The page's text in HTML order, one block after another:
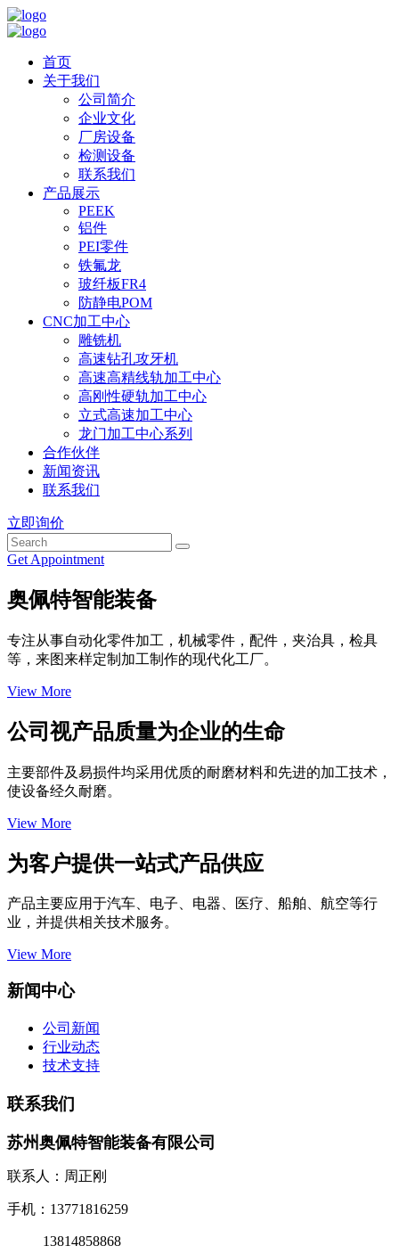
首页
关于我们
公司简介
企业文化
厂房设备
检测设备
联系我们
产品展示
PEEK
铝件
PEI零件
铁氟龙
玻纤板FR4
防静电POM
CNC加工中心
雕铣机
高速钻孔攻牙机
高速高精线轨加工中心
高刚性硬轨加工中心
立式高速加工中心
龙门加工中心系列
合作伙伴
新闻资讯
联系我们
立即询价
Get Appointment
奥佩特智能装备
专注从事自动化零件加工，机械零件，配件，夹治具，检具
等，来图来样定制加工制作的现代化工厂。
View More
公司视产品质量为企业的生命
主要部件及易损件均采用优质的耐磨材料和先进的加工技术，
使设备经久耐磨。
View More
为客户提供一站式产品供应
产品主要应用于汽车、电子、电器、医疗、船舶、航空等行
业，并提供相关技术服务。
View More
新闻中心
公司新闻
行业动态
技术支持
联系我们
苏州奥佩特智能装备有限公司
联系人：周正刚
手机：13771816259
13814858868